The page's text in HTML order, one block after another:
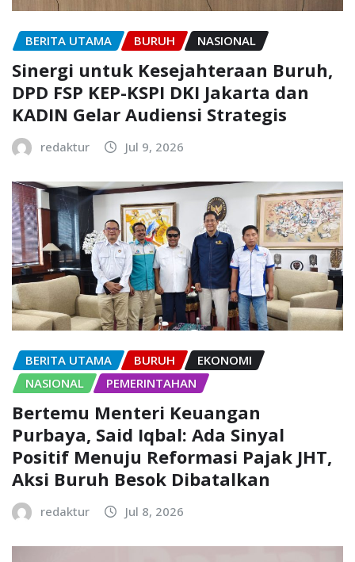
BERITA UTAMA BURUH NASIONAL
Sinergi untuk Kesejahteraan Buruh,
DPD FSP KEP-KSPI DKI Jakarta dan
KADIN Gelar Audiensi Strategis
redaktur Jul 9, 2026
BERITA UTAMA BURUH
EKONOMI
NASIONAL
PEMERINTAHAN
Bertemu Menteri Keuangan
Purbaya, Said Iqbal: Ada Sinyal
Positif Menuju Reformasi Pajak JHT,
Aksi Buruh Besok Dibatalkan
redaktur Jul 8, 2026